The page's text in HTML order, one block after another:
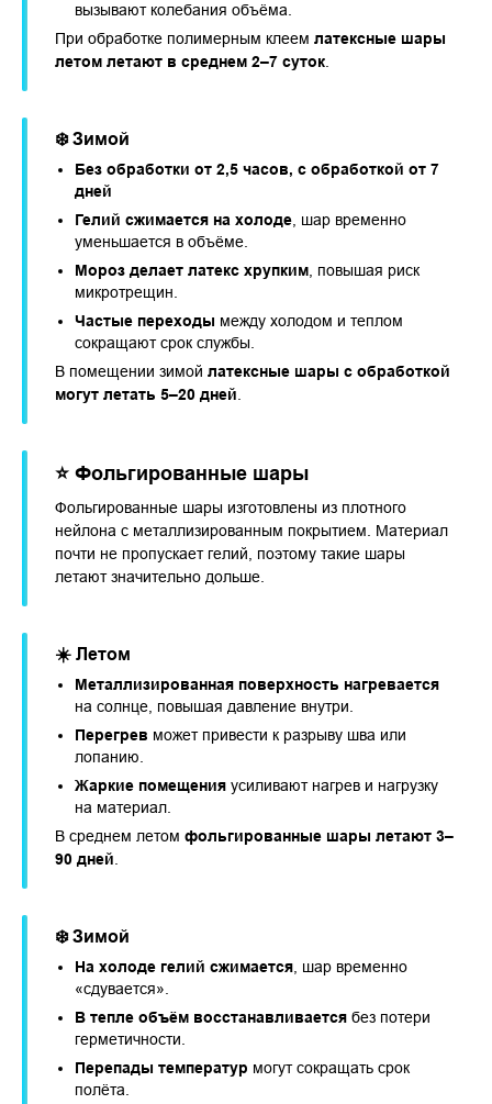
вызывают колебания объёма.
При обработке полимерным клеем латексные шары
летом летают в среднем 2–7 суток.
❄️ Зимой
Без обработки от 2,5 часов, с обработкой от 7
дней
Гелий сжимается на холоде, шар временно
уменьшается в объёме.
Мороз делает латекс хрупким, повышая риск
микротрещин.
Частые переходы между холодом и теплом
сокращают срок службы.
В помещении зимой латексные шары с обработкой
могут летать 5–20 дней.
⭐ Фольгированные шары
Фольгированные шары изготовлены из плотного
нейлона с металлизированным покрытием. Материал
почти не пропускает гелий, поэтому такие шары
летают значительно дольше.
☀️ Летом
Металлизированная поверхность нагревается
на солнце, повышая давление внутри.
Перегрев может привести к разрыву шва или
лопанию.
Жаркие помещения усиливают нагрев и нагрузку
на материал.
В среднем летом фольгированные шары летают 3–
90 дней.
❄️ Зимой
На холоде гелий сжимается, шар временно
«сдувается».
В тепле объём восстанавливается без потери
герметичности.
Перепады температур могут сокращать срок
полёта.